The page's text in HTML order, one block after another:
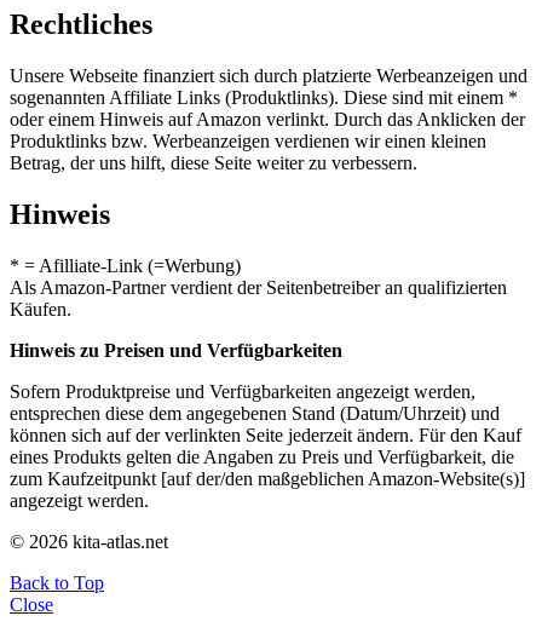
Rechtliches
Unsere Webseite finanziert sich durch platzierte Werbeanzeigen und
sogenannten Affiliate Links (Produktlinks). Diese sind mit einem *
oder einem Hinweis auf Amazon verlinkt. Durch das Anklicken der
Produktlinks bzw. Werbeanzeigen verdienen wir einen kleinen
Betrag, der uns hilft, diese Seite weiter zu verbessern.
Hinweis
* = Afilliate-Link (=Werbung)
Als Amazon-Partner verdient der Seitenbetreiber an qualifizierten
Käufen.
Hinweis zu Preisen und Verfügbarkeiten
Sofern Produktpreise und Verfügbarkeiten angezeigt werden,
entsprechen diese dem angegebenen Stand (Datum/Uhrzeit) und
können sich auf der verlinkten Seite jederzeit ändern. Für den Kauf
eines Produkts gelten die Angaben zu Preis und Verfügbarkeit, die
zum Kaufzeitpunkt [auf der/den maßgeblichen Amazon-Website(s)]
angezeigt werden.
© 2026 kita-atlas.net
Back to Top
Close